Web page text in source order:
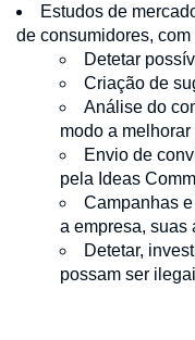
Estudos de
de consumidores,
Detetar
Criação de
Análise do
modo a
Envio de
pela Ideas
Campanhas
a empresa, suas
Detetar,
possam ser